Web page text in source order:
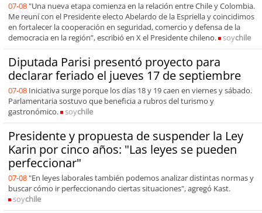
07-08 "Una nueva etapa comienza en la relación entre Chile y Colombia.
Me reuní con el Presidente electo Abelardo de la Espriella y coincidimos
en fortalecer la cooperación en seguridad, comercio y defensa de la
democracia en la región”, escribió en X el Presidente chileno.
soychile
Diputada Parisi presentó proyecto para
declarar feriado el jueves 17 de septiembre
07-08 Iniciativa surge porque los días 18 y 19 caen en viernes y sábado.
Parlamentaria sostuvo que beneficia a rubros del turismo y
gastronómico.
soychile
Presidente y propuesta de suspender la Ley
Karin por cinco años: "Las leyes se pueden
perfeccionar"
07-08 "En leyes laborales también podemos analizar distintas normas y
buscar cómo ir perfeccionando ciertas situaciones", agregó Kast.
soychile